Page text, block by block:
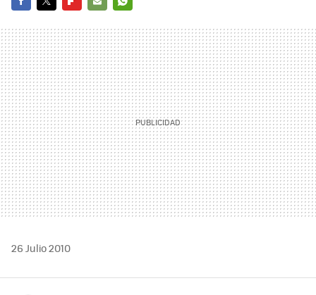
MAIL
26 Julio 2010